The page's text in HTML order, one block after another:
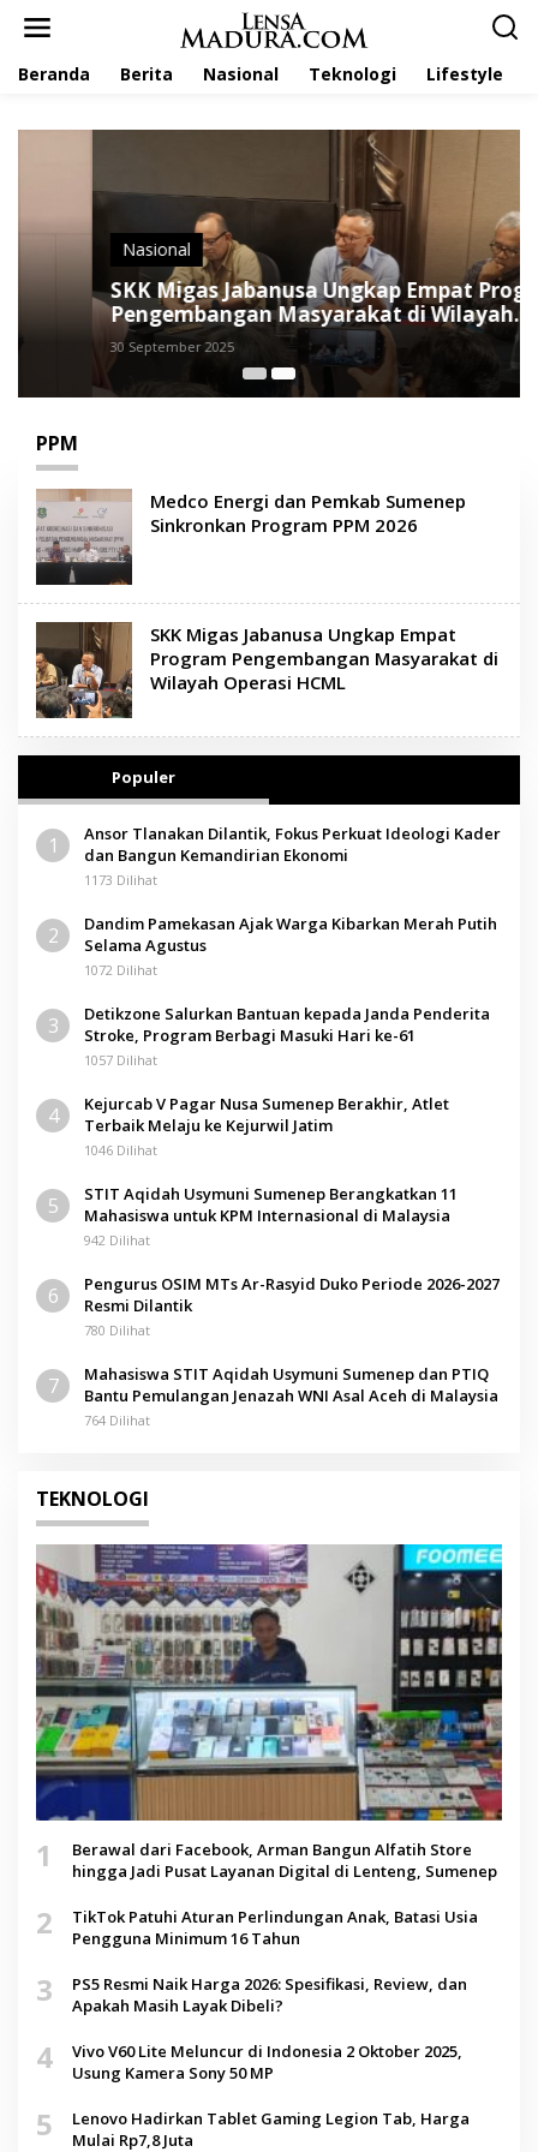
Beranda Berita Nasional Teknologi Lifestyle
SKK Migas Jabanusa Ungkap Empat Program
Pengembangan Masyarakat di Wilayah
Operasi HCML
30 September 2025
PPM
Medco Energi dan Pemkab Sumenep
Sinkronkan Program PPM 2026
SKK Migas Jabanusa Ungkap Empat
Program Pengembangan Masyarakat di
Wilayah Operasi HCML
Populer
1
Ansor Tlanakan Dilantik, Fokus Perkuat Ideologi Kader
dan Bangun Kemandirian Ekonomi
1173 Dilihat
2
Dandim Pamekasan Ajak Warga Kibarkan Merah Putih
Selama Agustus
1072 Dilihat
3
Detikzone Salurkan Bantuan kepada Janda Penderita
Stroke, Program Berbagi Masuki Hari ke-61
1057 Dilihat
4
Kejurcab V Pagar Nusa Sumenep Berakhir, Atlet
Terbaik Melaju ke Kejurwil Jatim
1046 Dilihat
5
STIT Aqidah Usymuni Sumenep Berangkatkan 11
Mahasiswa untuk KPM Internasional di Malaysia
942 Dilihat
6
Pengurus OSIM MTs Ar-Rasyid Duko Periode 2026-2027
Resmi Dilantik
780 Dilihat
7
Mahasiswa STIT Aqidah Usymuni Sumenep dan PTIQ
Bantu Pemulangan Jenazah WNI Asal Aceh di Malaysia
764 Dilihat
TEKNOLOGI
1
Berawal dari Facebook, Arman Bangun Alfatih Store
hingga Jadi Pusat Layanan Digital di Lenteng, Sumenep
2
TikTok Patuhi Aturan Perlindungan Anak, Batasi Usia
Pengguna Minimum 16 Tahun
3
PS5 Resmi Naik Harga 2026: Spesifikasi, Review, dan
Apakah Masih Layak Dibeli?
4
Vivo V60 Lite Meluncur di Indonesia 2 Oktober 2025,
Usung Kamera Sony 50 MP
5
Lenovo Hadirkan Tablet Gaming Legion Tab, Harga
Mulai Rp7,8 Juta